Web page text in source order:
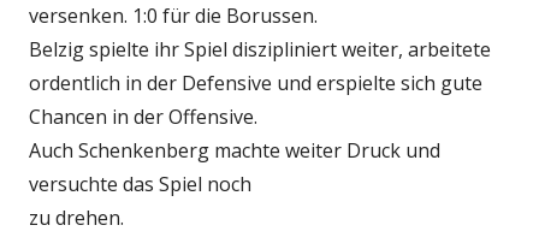
versenken. 1:0 für die Borussen.
Belzig spielte ihr Spiel diszipliniert weiter, arbeitete
ordentlich in der Defensive und erspielte sich gute
Chancen in der Offensive.
Auch Schenkenberg machte weiter Druck und
versuchte das Spiel noch
zu drehen.